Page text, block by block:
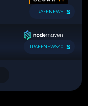
TRAFFNEWS
TRAFFNEWS40